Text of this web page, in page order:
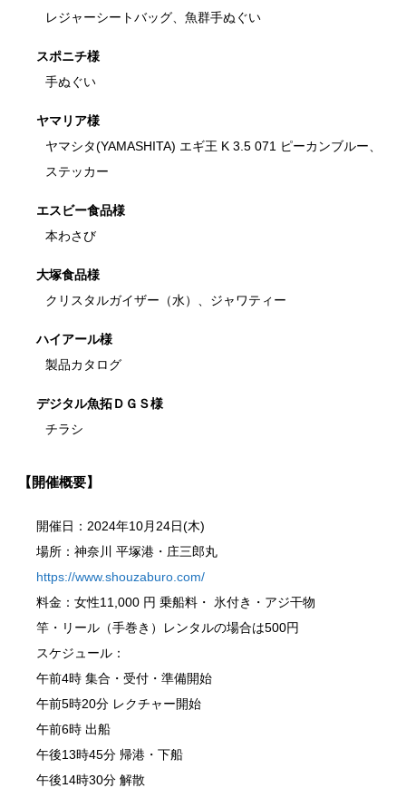
レジャーシートバッグ、魚群手ぬぐい
スポニチ様
手ぬぐい
ヤマリア様
ヤマシタ(YAMASHITA) エギ王 K 3.5 071 ピーカンブルー、
ステッカー
エスビー食品様
本わさび
大塚食品様
クリスタルガイザー（水）、ジャワティー
ハイアール様
製品カタログ
デジタル魚拓ＤＧＳ様
チラシ
【開催概要】
開催日：2024年10月24日(木)
場所：神奈川 平塚港・庄三郎丸
https://www.shouzaburo.com/
料金：女性11,000 円 乗船料・ 氷付き・アジ干物
竿・リール（手巻き）レンタルの場合は500円
スケジュール：
午前4時 集合・受付・準備開始
午前5時20分 レクチャー開始
午前6時 出船
午後13時45分 帰港・下船
午後14時30分 解散